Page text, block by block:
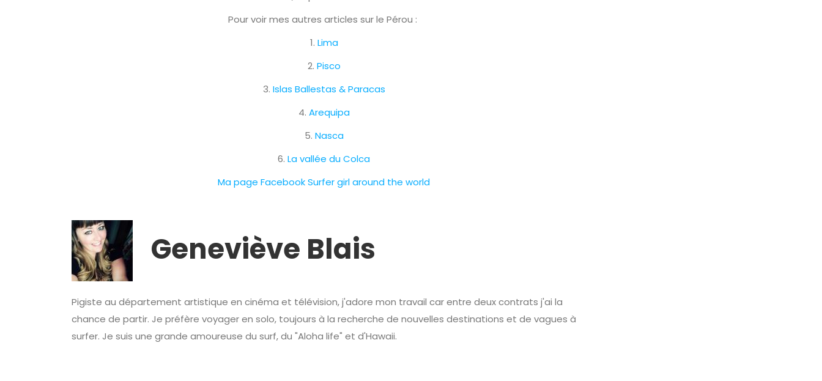
Pour voir mes autres articles sur le Pérou :
1. Lima
2. Pisco
3. Islas Ballestas & Paracas
4. Arequipa
5. Nasca
6. La vallée du Colca
Ma page Facebook Surfer girl around the world
Geneviève Blais
Pigiste au département artistique en cinéma et télévision, j'adore mon travail car entre deux contrats j'ai la
chance de partir. Je préfère voyager en solo, toujours à la recherche de nouvelles destinations et de vagues à
surfer. Je suis une grande amoureuse du surf, du "Aloha life" et d'Hawaii.